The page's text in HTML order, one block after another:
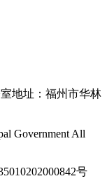
地址：福州市华林
Government All
号